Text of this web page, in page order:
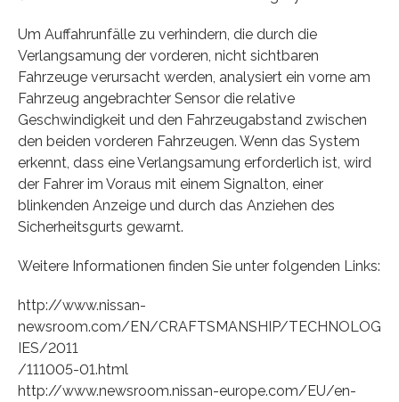
Um Auffahrunfälle zu verhindern, die durch die
Verlangsamung der vorderen, nicht sichtbaren
Fahrzeuge verursacht werden, analysiert ein vorne am
Fahrzeug angebrachter Sensor die relative
Geschwindigkeit und den Fahrzeugabstand zwischen
den beiden vorderen Fahrzeugen. Wenn das System
erkennt, dass eine Verlangsamung erforderlich ist, wird
der Fahrer im Voraus mit einem Signalton, einer
blinkenden Anzeige und durch das Anziehen des
Sicherheitsgurts gewarnt.
Weitere Informationen finden Sie unter folgenden Links:
http://www.nissan-
newsroom.com/EN/CRAFTSMANSHIP/TECHNOLOG
IES/2011
/111005-01.html
http://www.newsroom.nissan-europe.com/EU/en-